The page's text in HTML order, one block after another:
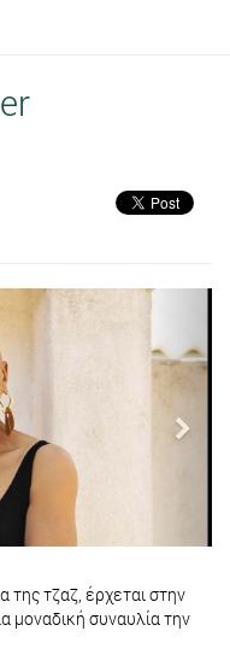
της τζαζ, έρχεται στην
μοναδική συναυλία την